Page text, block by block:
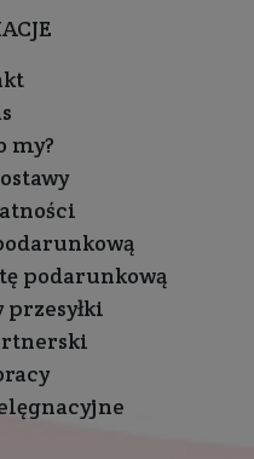
my?
podarunkową
przesyłki